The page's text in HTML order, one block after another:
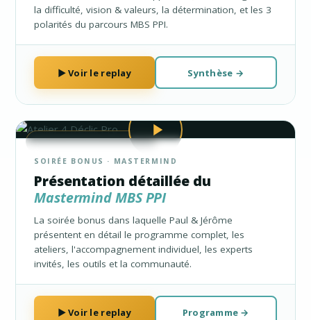
la difficulté, vision & valeurs, la détermination, et les 3
polarités du parcours MBS PPI.
▶ Voir le replay Synthèse →
★ BONUS · ATELIER 4
SOIRÉE BONUS · MASTERMIND
Présentation détaillée du
Mastermind MBS PPI
La soirée bonus dans laquelle Paul & Jérôme
présentent en détail le programme complet, les
ateliers, l'accompagnement individuel, les experts
invités, les outils et la communauté.
▶ Voir le replay Programme →